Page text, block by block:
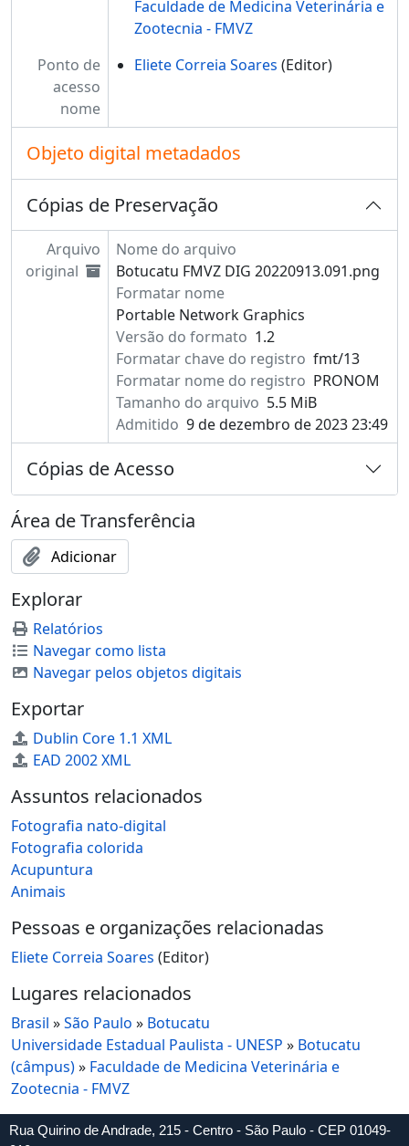
Faculdade de Medicina Veterinária e
Zootecnia - FMVZ
Ponto de
acesso
nome
Eliete Correia Soares (Editor)
Objeto digital metadados
Cópias de Preservação
Arquivo
original
Nome do arquivo
Botucatu FMVZ DIG 20220913.091.png
Formatar nome
Portable Network Graphics
Versão do formato 1.2
Formatar chave do registro fmt/13
Formatar nome do registro PRONOM
Tamanho do arquivo 5.5 MiB
Admitido 9 de dezembro de 2023 23:49
Cópias de Acesso
Área de Transferência
Adicionar
Explorar
Relatórios
Navegar como lista
Navegar pelos objetos digitais
Exportar
Dublin Core 1.1 XML
EAD 2002 XML
Assuntos relacionados
Fotografia nato-digital
Fotografia colorida
Acupuntura
Animais
Pessoas e organizações relacionadas
Eliete Correia Soares (Editor)
Lugares relacionados
Brasil »São Paulo » Botucatu
Universidade Estadual Paulista - UNESP » Botucatu
(câmpus)» Faculdade de Medicina Veterinária e
Zootecnia - FMVZ
Rua Quirino de Andrade, 215 - Centro - São Paulo - CEP 01049-